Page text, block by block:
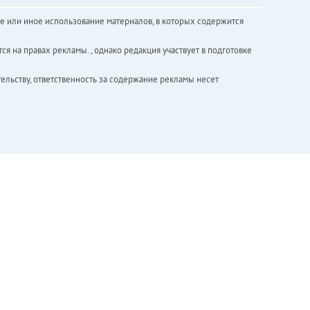
иное использование материалов, в которых содержится
правах рекламы. , однако редакция участвует в подготовке
ответственность за содержание рекламы несет